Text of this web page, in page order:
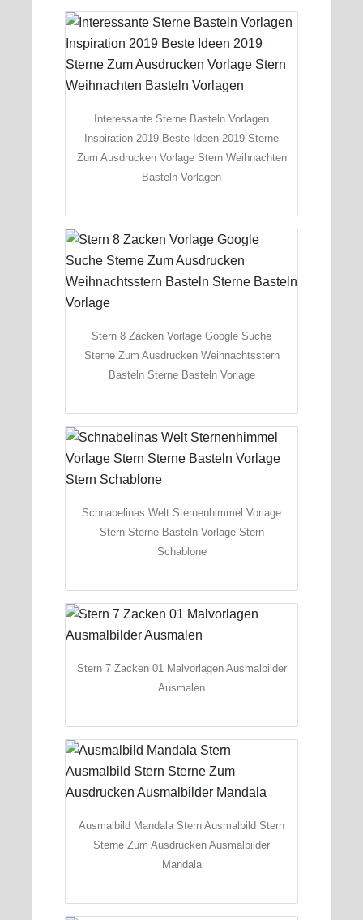
Interessante Sterne Basteln Vorlagen
Inspiration 2019 Beste Ideen 2019 Sterne
Zum Ausdrucken Vorlage Stern Weihnachten
Basteln Vorlagen
Stern 8 Zacken Vorlage Google Suche
Sterne Zum Ausdrucken Weihnachtsstern
Basteln Sterne Basteln Vorlage
Schnabelinas Welt Sternenhimmel Vorlage
Stern Sterne Basteln Vorlage Stern
Schablone
Stern 7 Zacken 01 Malvorlagen Ausmalbilder
Ausmalen
Ausmalbild Mandala Stern Ausmalbild Stern
Sterne Zum Ausdrucken Ausmalbilder
Mandala